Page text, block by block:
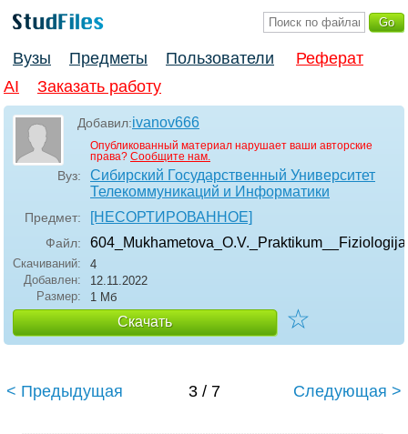
Вузы Предметы Пользователи
Реферат
AI
Заказать работу
Добавил:ivanov666
Опубликованный материал нарушает ваши авторские
права? Сообщите нам.
Вуз:
Сибирский Государственный Университет
Телекоммуникаций и Информатики
Предмет: [НЕСОРТИРОВАННОЕ]
Файл:
Скачиваний:
4
Добавлен:
12.11.2022
Размер:
1 Мб
Скачать ☆
< Предыдущая 3 / 7 Следующая >